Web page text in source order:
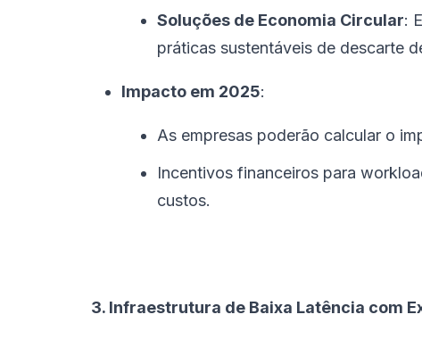
Soluções de Economia Circular:
práticas sustentáveis de descarte
Impacto em 2025:
As empresas poderão calcular o
Incentivos financeiros para
custos.
3. Infraestrutura de Baixa Latência com